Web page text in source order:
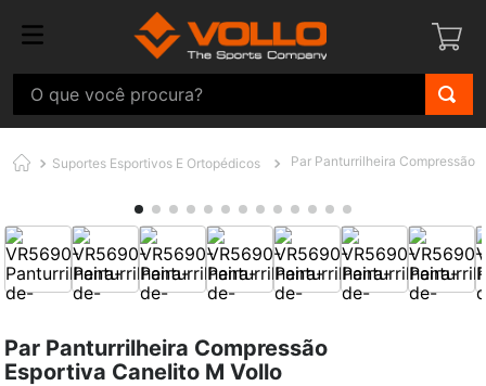
O que você procura?
Suportes Esportivos E Ortopédicos Par Panturrilheira Compressão
Par Panturrilheira Compressão
Esportiva Canelito M Vollo